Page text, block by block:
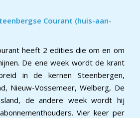
Courant (huis-aan-
heeft 2 edities die om en om
De ene week wordt de krant
in de kernen Steenbergen,
Nieuw-Vossemeer, Welberg, De
de andere week wordt hij
Vier keer per